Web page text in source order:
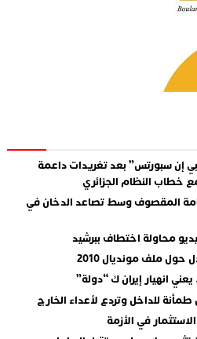
سبورتس” بعد تغريدات داعمة
النظام الجزائري
المقصوف وسط تصاعد الدخان في
محاولة اختطاف ببرشيد
ملف مونديال 2010
انهيار إيران ك “دولة”
للداخل وتردع لأعداء الخارج
في الأزمة